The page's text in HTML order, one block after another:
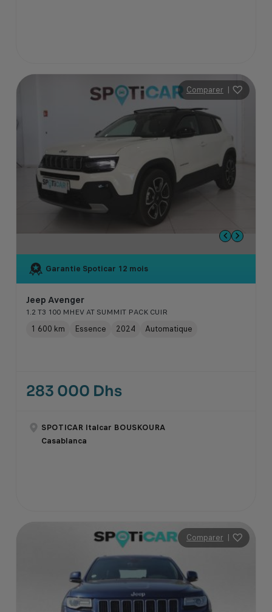
Comparer |
Garantie Spoticar 12 mois
Jeep Avenger
1.2 T3 100 MHEV AT SUMMIT PACK CUIR
1 600 km Essence 2024 Automatique
283 000 Dhs
SPOTICAR Italcar BOUSKOURA
Casablanca
Comparer |